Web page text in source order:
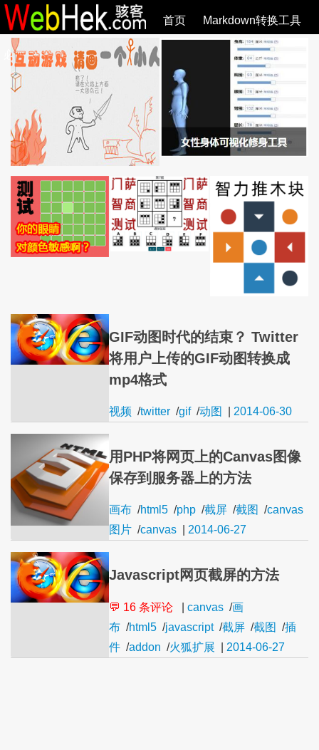
首页 Markdown转换工具
必观作品 SVG教程 SVG手册 全部文章
GIF动图时代的结束？ Twitter
将用户上传的GIF动图转换成
mp4格式
视频 /twitter /gif /动图 2014-06-30
用PHP将网页上的Canvas图像
保存到服务器上的方法
画布 /html5 /php /截屏 /截图 /canvas
图片 /canvas 2014-06-27
Javascript网页截屏的方法
💬 16 条评论 canvas /画
布 /html5 /javascript /截屏 /截图 /插
件 /addon /火狐扩展 2014-06-27